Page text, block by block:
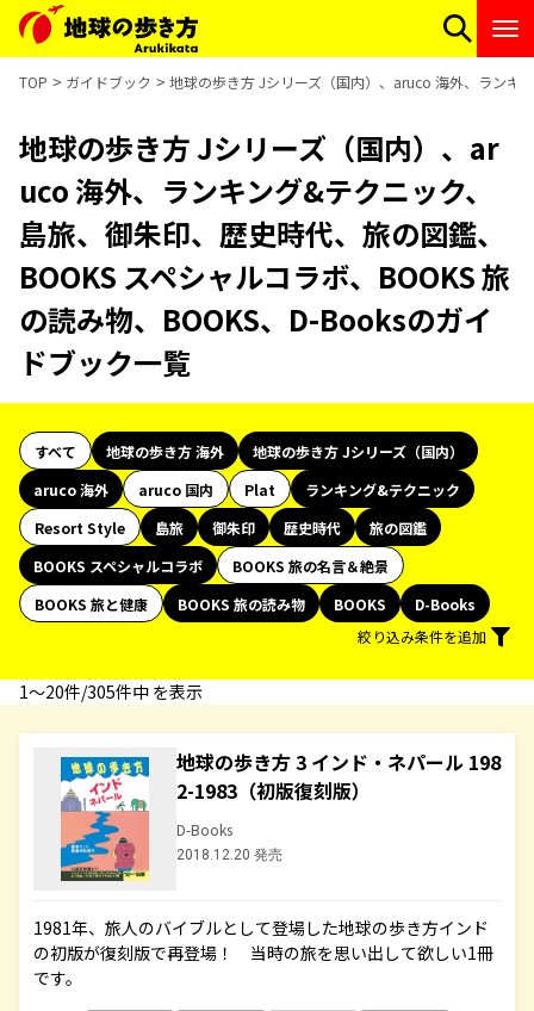
TOP ガイドブック 地球の歩き方 Jシリーズ（国内）、aruco 海外、ランキ
地球の歩き方 Jシリーズ（国内）、ar
uco 海外、ランキング&テクニック、
島旅、御朱印、歴史時代、旅の図鑑、
BOOKS スペシャルコラボ、BOOKS 旅
の読み物、BOOKS、D-Booksのガイ
ドブック一覧
すべて 地球の歩き方 海外
地球の歩き方 Jシリーズ（国内）
aruco 海外
aruco 国内 Plat
ランキング&テクニック
Resort Style
島旅 御朱印 歴史時代
旅の図鑑
BOOKS スペシャルコラボ
BOOKS 旅の名言＆絶景
BOOKS 旅と健康
BOOKS 旅の読み物 BOOKS
D-Books
絞り込み条件を追加
1〜20件/305件中 を表示
地球の歩き方 3 インド・ネパール 198
2-1983（初版復刻版）
D-Books
2018.12.20 発売
1981年、旅人のバイブルとして登場した地球の歩き方インド
の初版が復刻版で再登場！ 当時の旅を思い出して欲しい1冊
です。